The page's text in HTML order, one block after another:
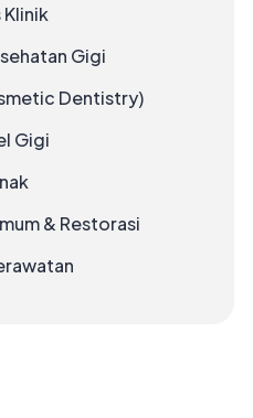
Gigi
Dentistry)
Gigi
& Restorasi